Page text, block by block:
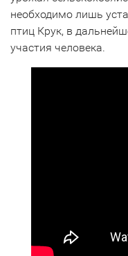
необходимо лишь
птиц Крук, в
участия человека.